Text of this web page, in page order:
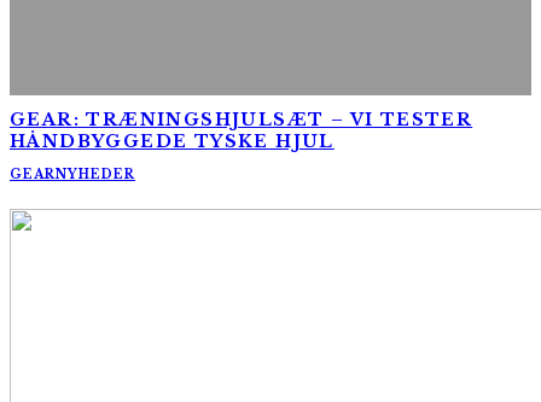
GEAR: TRÆNINGSHJULSÆT – VI TESTER
HÅNDBYGGEDE TYSKE HJUL
GEARNYHEDER